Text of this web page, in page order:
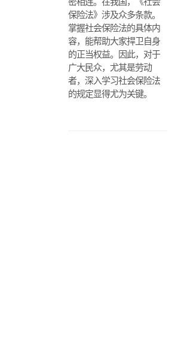
保险法》涉及众多条款。
掌握社会保险法的具体内
容，能帮助大家捍卫自身
的正当权益。因此，对于
广大民众，尤其是劳动
者，深入学习社会保险法
的规定显得尤为关键。